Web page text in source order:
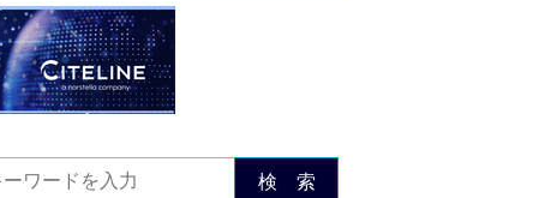
検 索